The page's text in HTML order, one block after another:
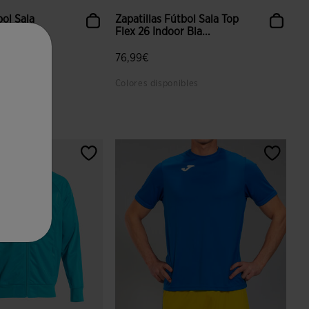
Sala
Blan...
Zapatillas Fútbol Sala Top
Flex 26 Indoor Bla...
76,99€
Colores disponibles
4,3 sobre 5 de valoración de clientes